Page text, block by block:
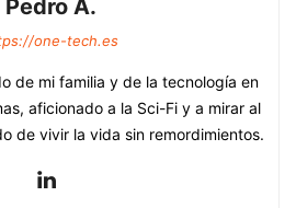
Pedro A.
one-tech.es
de mi familia y de la tecnología en
aficionado a la Sci-Fi y a mirar al
de vivir la vida sin remordimientos.